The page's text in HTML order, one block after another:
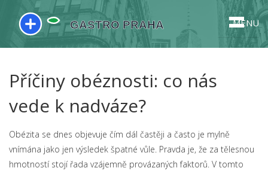
MENU
Příčiny obéznosti: co nás
vede k nadváze?
Obézita se dnes objevuje čím dál častěji a často je mylně
vnímána jako jen výsledek špatné vůle. Pravda je, že za tělesnou
hmotností stojí řada vzájemně provázaných faktorů. V tomto